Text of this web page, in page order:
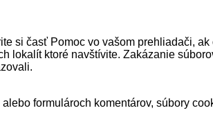
si časť Pomoc vo vašom prehliadači,
lokalít ktoré navštívite. Zakázanie
formulároch komentárov, súbory